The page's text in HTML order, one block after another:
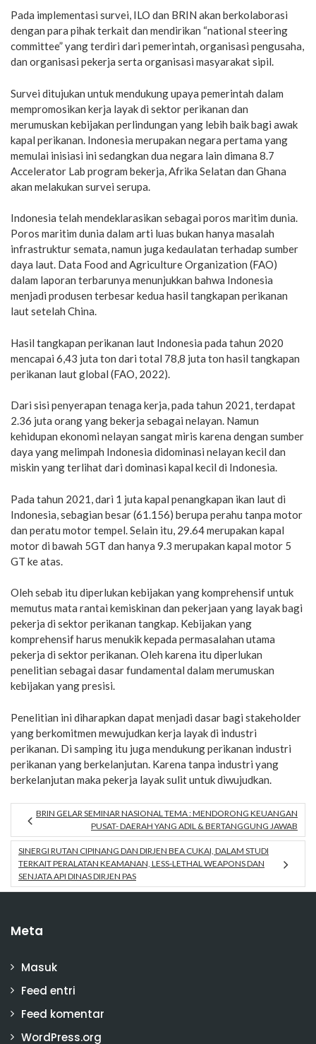
Pada implementasi survei, ILO dan BRIN akan berkolaborasi
dengan para pihak terkait dan mendirikan “national steering
committee” yang terdiri dari pemerintah, organisasi pengusaha,
dan organisasi pekerja serta organisasi masyarakat sipil.
Survei ditujukan untuk mendukung upaya pemerintah dalam
mempromosikan kerja layak di sektor perikanan dan
merumuskan kebijakan perlindungan yang lebih baik bagi awak
kapal perikanan. Indonesia merupakan negara pertama yang
memulai inisiasi ini sedangkan dua negara lain dimana 8.7
Accelerator Lab program bekerja, Afrika Selatan dan Ghana
akan melakukan survei serupa.
Indonesia telah mendeklarasikan sebagai poros maritim dunia.
Poros maritim dunia dalam arti luas bukan hanya masalah
infrastruktur semata, namun juga kedaulatan terhadap sumber
daya laut. Data Food and Agriculture Organization (FAO)
dalam laporan terbarunya menunjukkan bahwa Indonesia
menjadi produsen terbesar kedua hasil tangkapan perikanan
laut setelah China.
Hasil tangkapan perikanan laut Indonesia pada tahun 2020
mencapai 6,43 juta ton dari total 78,8 juta ton hasil tangkapan
perikanan laut global (FAO, 2022).
Dari sisi penyerapan tenaga kerja, pada tahun 2021, terdapat
2.36 juta orang yang bekerja sebagai nelayan. Namun
kehidupan ekonomi nelayan sangat miris karena dengan sumber
daya yang melimpah Indonesia didominasi nelayan kecil dan
miskin yang terlihat dari dominasi kapal kecil di Indonesia.
Pada tahun 2021, dari 1 juta kapal penangkapan ikan laut di
Indonesia, sebagian besar (61.156) berupa perahu tanpa motor
dan peratu motor tempel. Selain itu, 29.64 merupakan kapal
motor di bawah 5GT dan hanya 9.3 merupakan kapal motor 5
GT ke atas.
Oleh sebab itu diperlukan kebijakan yang komprehensif untuk
memutus mata rantai kemiskinan dan pekerjaan yang layak bagi
pekerja di sektor perikanan tangkap. Kebijakan yang
komprehensif harus menukik kepada permasalahan utama
pekerja di sektor perikanan. Oleh karena itu diperlukan
penelitian sebagai dasar fundamental dalam merumuskan
kebijakan yang presisi.
Penelitian ini diharapkan dapat menjadi dasar bagi stakeholder
yang berkomitmen mewujudkan kerja layak di industri
perikanan. Di samping itu juga mendukung perikanan industri
perikanan yang berkelanjutan. Karena tanpa industri yang
berkelanjutan maka pekerja layak sulit untuk diwujudkan.
BRIN GELAR SEMINAR NASIONAL TEMA : MENDORONG KEUANGAN
PUSAT- DAERAH YANG ADIL & BERTANGGUNG JAWAB
SINERGI RUTAN CIPINANG DAN DIRJEN BEA CUKAI, DALAM STUDI
TERKAIT PERALATAN KEAMANAN, LESS-LETHAL WEAPONS DAN
SENJATA API DINAS DIRJEN PAS
Meta
Masuk
Feed entri
Feed komentar
WordPress.org